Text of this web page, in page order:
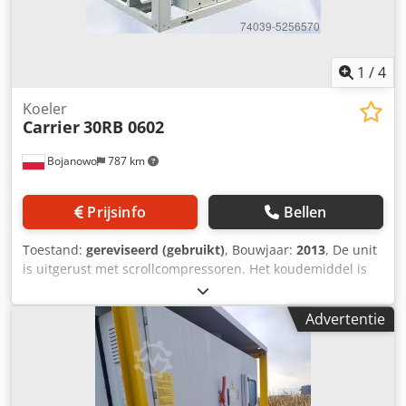
1 /4
Bojanowo 787 km
Koeler
Carrier30RB 0602
Prijsinfo Bellen
Toestand: gereviseerd (gebruikt), Bouwjaar: 2013, De unit
is uitgerust met scrollcompressoren. Het koudemiddel is
R410A. Het koelvermogen bedraagt ca. 600 kW bij
waterparameters +12/7°C en een omgevingstemperatuur
van +35°C. De chiller is niet voorzien van een hydraulisch
module (geen pomp en tank). Het apparaat komt uit ons
verhuurmachinepark. De condensors zijn gerepareerd
vanwege lekkages. Transport is niet inbegrepen in de prijs
van het apparaat. Wij geven 3 maanden garantie (geldig
Advertentie